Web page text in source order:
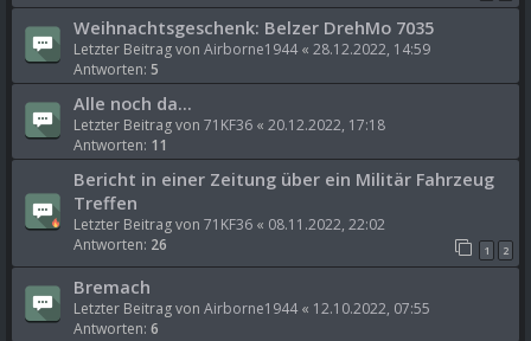
Weihnachtsgeschenk: Belzer DrehMo 7035
Letzter Beitrag von Airborne1944 « 28.12.2022, 14:59
Antworten: 5
Alle noch da...
Letzter Beitrag von 71KF36 « 20.12.2022, 17:18
Antworten: 11
Bericht in einer Zeitung über ein Militär Fahrzeug
Treffen
Letzter Beitrag von 71KF36 « 08.11.2022, 22:02
Antworten: 26 1 2
Bremach
Letzter Beitrag von Airborne1944 « 12.10.2022, 07:55
Antworten: 6